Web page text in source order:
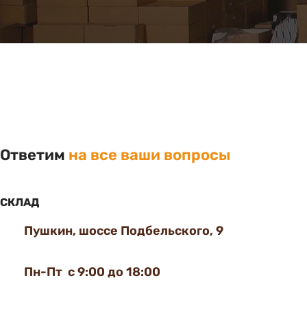
Ответим на все ваши вопросы
СКЛАД
Пушкин, шоссе Подбельского, 9
Пн-Пт с 9:00 до 18:00